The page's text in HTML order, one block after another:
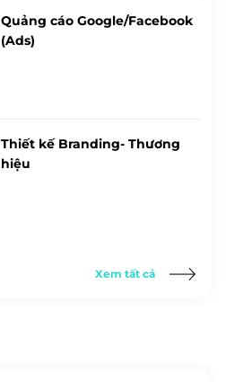
Quảng cáo Google/Facebook
(Ads)
Thiết kế Branding- Thương
hiệu
Xem tất cả